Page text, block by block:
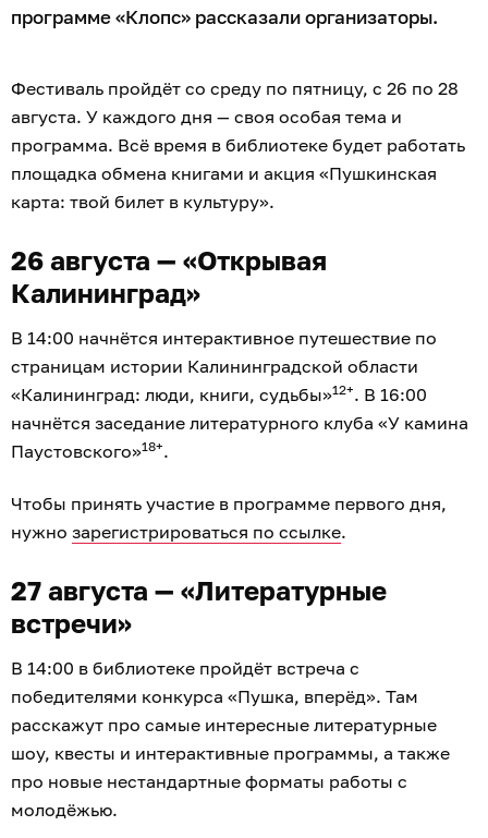
программе «Клопс» рассказали организаторы.
Фестиваль пройдёт со среду по пятницу, с 26 по 28
августа. У каждого дня — своя особая тема и
программа. Всё время в библиотеке будет работать
площадка обмена книгами и акция «Пушкинская
карта: твой билет в культуру».
26 августа — «Открывая
Калининград»
В 14:00 начнётся интерактивное путешествие по
страницам истории Калининградской области
«Калининград: люди, книги, судьбы»12+. В 16:00
начнётся заседание литературного клуба «У камина
Паустовского»18+.
Чтобы принять участие в программе первого дня,
нужно зарегистрироваться по ссылке.
27 августа — «Литературные
встречи»
В 14:00 в библиотеке пройдёт встреча с
победителями конкурса «Пушка, вперёд». Там
расскажут про самые интересные литературные
шоу, квесты и интерактивные программы, а также
про новые нестандартные форматы работы с
молодёжью.